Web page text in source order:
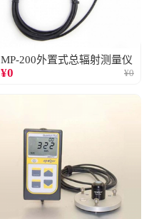
MP-200外置式总辐射测量仪
¥0 ¥0